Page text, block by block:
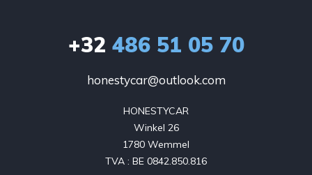
+32 486 51 05 70
honestycar@outlook.com
HONESTYCAR
Winkel 26
1780 Wemmel
TVA : BE 0842.850.816